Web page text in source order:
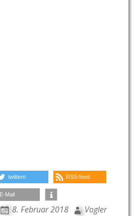
twittern RSS-feed
E-Mail
8. Februar 2018 Vogler